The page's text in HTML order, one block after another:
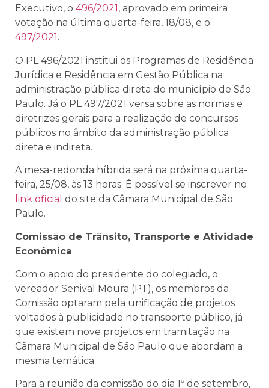
Executivo, o 496/2021 , aprovado em primeira
votação na última quarta-feira, 18/08, e o
497/2021 .
O PL 496/2021 institui os Programas de Residência
Jurídica e Residência em Gestão Pública na
administração pública direta do município de São
Paulo. Já o PL 497/2021 versa sobre as normas e
diretrizes gerais para a realização de concursos
públicos no âmbito da administração pública
direta e indireta.
A mesa-redonda híbrida será na próxima quarta-
feira, 25/08, às 13 horas. É possível se inscrever no
link oficial do site da Câmara Municipal de São
Paulo.
Comissão de Trânsito, Transporte e Atividade
Econômica
Com o apoio do presidente do colegiado, o
vereador Senival Moura (PT), os membros da
Comissão optaram pela unificação de projetos
voltados à publicidade no transporte público, já
que existem nove projetos em tramitação na
Câmara Municipal de São Paulo que abordam a
mesma temática.
Para a reunião da comissão do dia 1º de setembro,